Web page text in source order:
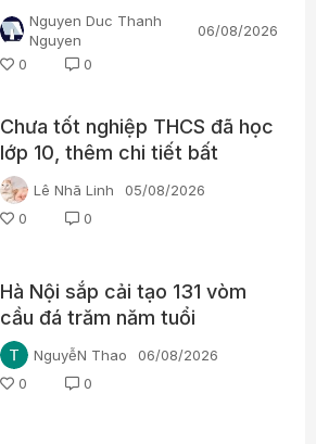
nhà Huấn “hoa hồng”?
Nguyen Duc Thanh
Nguyen
06/08/2026
0
0
Chưa tốt nghiệp THCS đã học
lớp 10, thêm chi tiết bất
thường trong học bạ một lãnh
đạo xã ở Quảng Trị
Lê Nhã Linh
05/08/2026
0
0
Hà Nội sắp cải tạo 131 vòm
cầu đá trăm năm tuổi
NguyễN Thao
06/08/2026
0
0